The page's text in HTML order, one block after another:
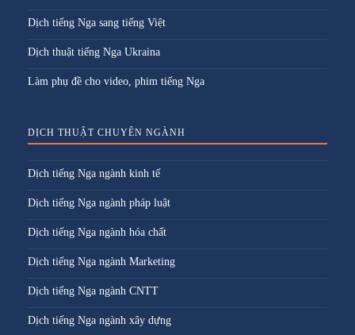
Dịch tiếng Nga sang tiếng Việt
Dịch thuật tiếng Nga Ukraina
Làm phụ đề cho video, phim tiếng Nga
DỊCH THUẬT CHUYÊN NGÀNH
Dịch tiếng Nga ngành kinh tế
Dịch tiếng Nga ngành pháp luật
Dịch tiếng Nga ngành hóa chất
Dịch tiếng Nga ngành Marketing
Dịch tiếng Nga ngành CNTT
Dịch tiếng Nga ngành xây dựng